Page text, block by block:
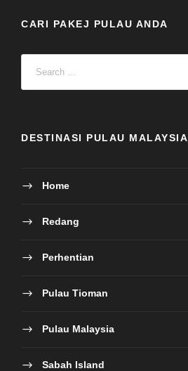
CARI PAKEJ PULAU ANDA
DESTINASI PULAU MALAYSIA
Home
Redang
Perhentian
Pulau Tioman
Pulau Malaysia
Sabah Island